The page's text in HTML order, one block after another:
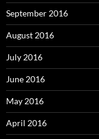
September 2016
August 2016
July 2016
June 2016
May 2016
April 2016